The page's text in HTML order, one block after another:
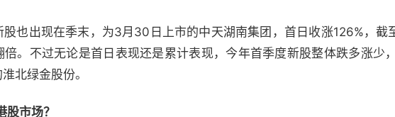
股也出现在季末，为3月30日上市的中天湖南集团，首日收涨126%，截
倍。不过无论是首日表现还是累计表现，今年首季度新股整体跌多涨少
北绿金股份。
股市场？